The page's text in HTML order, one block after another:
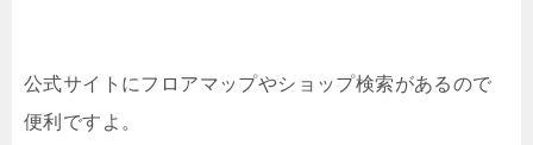
公式サイトにフロアマップやショップ検索があるので
便利ですよ。